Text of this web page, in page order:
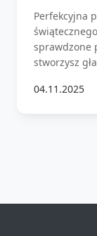
Perfekcyjna
sprawdzone
stworzysz
04.11.2025